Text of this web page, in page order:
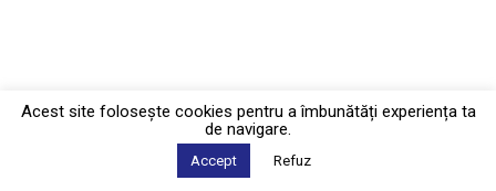
Acest site foloseşte cookies pentru a îmbunătăți experiența ta
de navigare.
Accept Refuz